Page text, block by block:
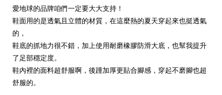
愛地球的品牌咱們一定要大大支持！
鞋面用的是透氣且立體的材質，在這麼熱的夏天穿起來也挺透氣
的，
鞋底的抓地力很不錯，加上使用耐磨橡膠防滑大底，也幫我提升
了足部穩定度。
鞋內裡的面料超舒服啊，後踵加厚更貼合腳感，穿起不磨腳也超
舒服的。